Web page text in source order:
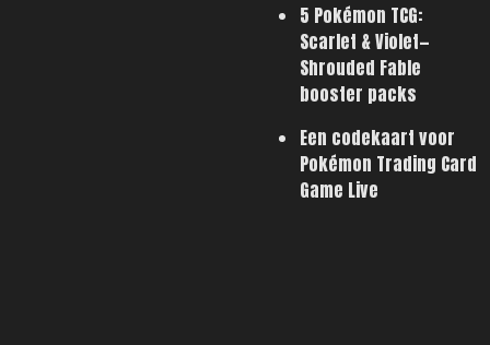
5 Pokémon TCG:
Scarlet & Violet—
Shrouded Fable
booster packs
Een codekaart voor
Pokémon Trading Card
Game Live